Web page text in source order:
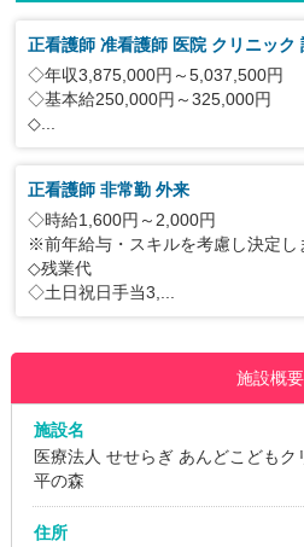
正看護師 准看護師 医院 クリニック
◇年収3,875,000円～5,037,500円
◇基本給250,000円～325,000円
◇...
正看護師 非常勤 外来
◇時給1,600円～2,000円
※前年給与・スキルを考慮し決定し
◇残業代
◇土日祝日手当3,...
施設概要
施設名
医療法人 せせらぎ あんどこども
平の森
住所